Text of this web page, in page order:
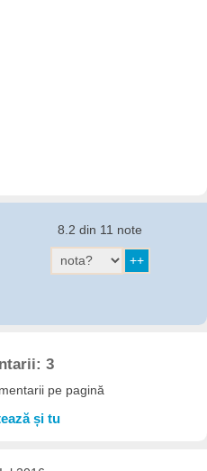
8.2 din 11 note
3
pe pagină
și tu